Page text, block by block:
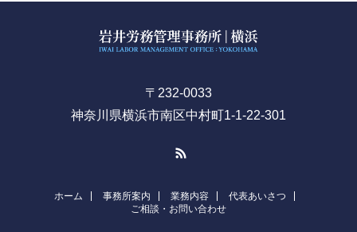
〒232-0033
神奈川県横浜市南区中村町1-1-22-301
ホーム 事務所案内 業務内容
代表あいさつ
ご相談・お問い合わせ